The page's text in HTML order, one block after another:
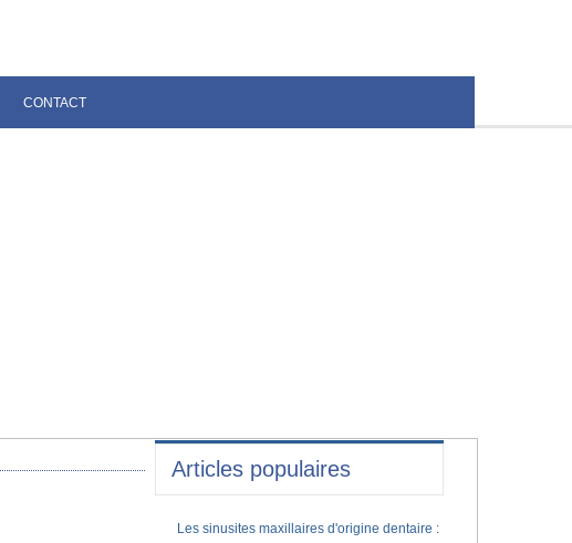
CONTACT
Articles populaires
Les sinusites maxillaires d'origine dentaire :